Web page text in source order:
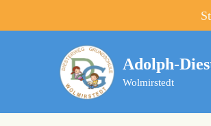
Adolph-
Wolmirstedt